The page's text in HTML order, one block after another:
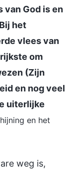
van God is en
het
vlees van
om
(Zijn
en nog veel
uiterlijke
en het
weg is,